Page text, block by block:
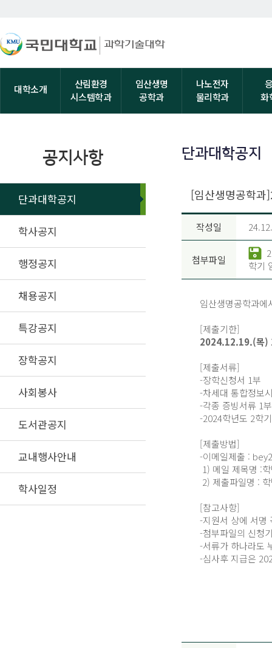
대학소개
산림환경
시스템학과
임산생명
공학과
나노전자
물리학과
화
공지사항
단과대학공지
학사공지
행정공지
채용공지
특강공지
장학공지
사회봉사
도서관공지
교내행사안내
학사일정
단과대학공지
[임산생명공학
작성일
첨부파일
학기
임산생명공학과
[제출기한]
2024.12.19.(목)
[제출서류]
-장학신청서 1부
-차세대 통합정보
-각종 증빙서류 1
-2024학년도 2학
[제출방법]
-이메일제출 :
1) 메일 제목명 :
2) 제출파일명 :
[참고사항]
-지원서 상에 서명
-첨부파일의 신청
-서류가 하나라도
-심사후 지급은